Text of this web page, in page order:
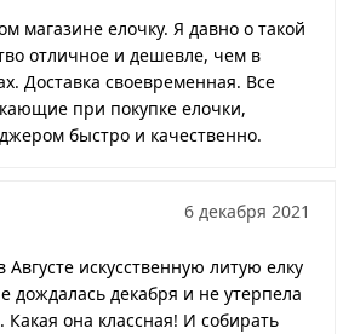
магазине елочку. Я давно о такой
отличное и дешевле, чем в
Доставка своевременная. Все
при покупке елочки,
быстро и качественно.
6 декабря 2021
Августе искусственную литую елку
дождалась декабря и не утерпела
Какая она классная! И собирать